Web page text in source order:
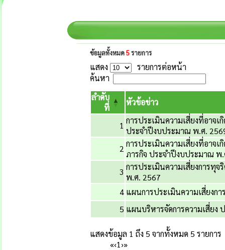
ข้อมูลทั้งหมด5รายการ
แสดง
รายการต่อหน้า
ค้นหา
ลำดับ
ที่
หัวข้อข่าว
1 การประเมินความเสี่ยงที่อาจเ
ประจำปีงบประมาณ พ.ศ.
2 การประเมินความเสี่ยงที่อาจ
ภารกิจ ประจำปีงบประมาณ พ
3 การประเมินความเสี่ยงการทุ
พ.ศ. 2567
4 แผนการประเมินความเสี่ยงก
5 แผนบริหารจัดการความเสี่ยง
แสดงข้อมูล 1 ถึง 5 จากทั้งหมด 5 รายการ
«‹1›»